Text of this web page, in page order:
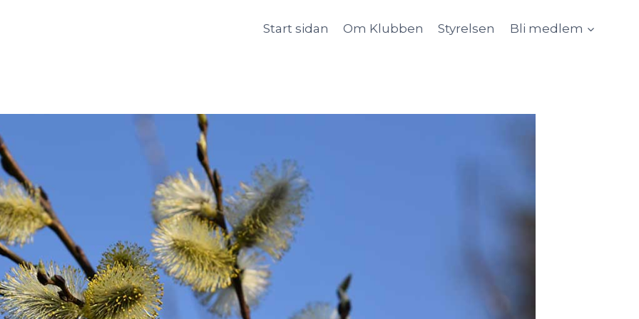
Start sidan Om Klubben Styrelsen Bli medlem